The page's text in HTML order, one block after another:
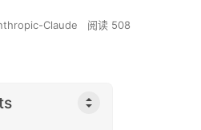
Claude 阅读 508